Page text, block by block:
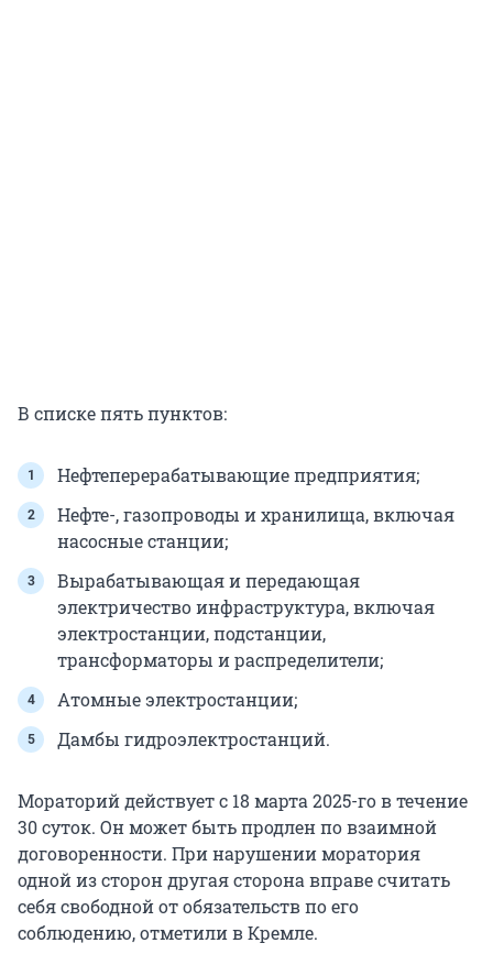
В списке пять пунктов:
Нефтеперерабатывающие предприятия;
Нефте-, газопроводы и хранилища, включая
насосные станции;
Вырабатывающая и передающая
электричество инфраструктура, включая
электростанции, подстанции,
трансформаторы и распределители;
Атомные электростанции;
Дамбы гидроэлектростанций.
Мораторий действует с 18 марта 2025-го в течение
30 суток. Он может быть продлен по взаимной
договоренности. При нарушении моратория
одной из сторон другая сторона вправе считать
себя свободной от обязательств по его
соблюдению, отметили в Кремле.